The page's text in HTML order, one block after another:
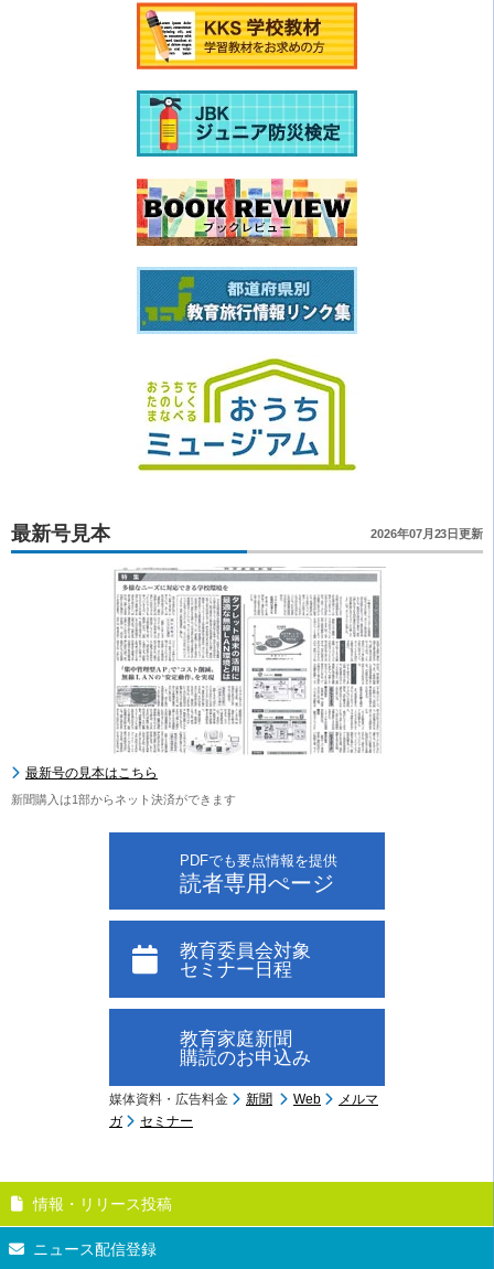
最新号見本 2026年07月23日更新
最新号の見本はこちら
新聞購入は1部からネット決済ができます
PDFでも要点情報を提供
読者専用ぺージ
教育委員会対象
セミナー日程
教育家庭新聞
購読のお申込み
媒体資料・広告料金 新聞 Web
メルマ
ガ
セミナー
情報・リリース投稿
ニュース配信登録